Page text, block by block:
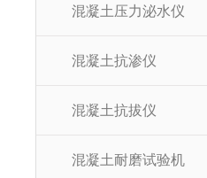
混凝土压力泌水仪
混凝土抗渗仪
混凝土抗拔仪
混凝土耐磨试验机